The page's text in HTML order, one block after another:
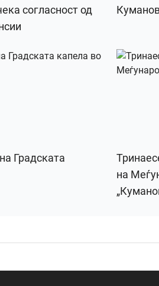
согласност од
Градската
на